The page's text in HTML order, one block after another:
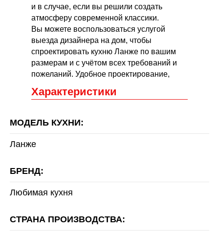
и в случае, если вы решили создать
атмосферу современной классики.
Вы можете воспользоваться услугой
выезда дизайнера на дом, чтобы
спроектировать кухню Ланже по вашим
размерам и с учётом всех требований и
пожеланий. Удобное проектирование,
услугу “под ключ”.
Характеристики
МОДЕЛЬ КУХНИ:
Ланже
БРЕНД:
Любимая кухня
СТРАНА ПРОИЗВОДСТВА: